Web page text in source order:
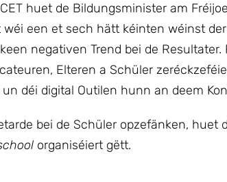
huet de Bildungsminister am
een et sech hätt kéinten wéinst
negativen Trend bei de
Elteren a Schüler
déi digital Outilen hunn an deem
bei de Schüler opzefänken,
organiséiert gëtt.